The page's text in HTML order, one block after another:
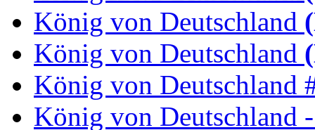
König von Deutschland
König von Deutschland
König von Deutschland
König von Deutschland